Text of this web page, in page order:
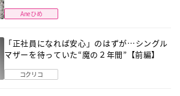
Aneひめ
「正社員になれば安心」のはずが…シングル
マザーを待っていた“魔の２年間”【前編】
コクリコ